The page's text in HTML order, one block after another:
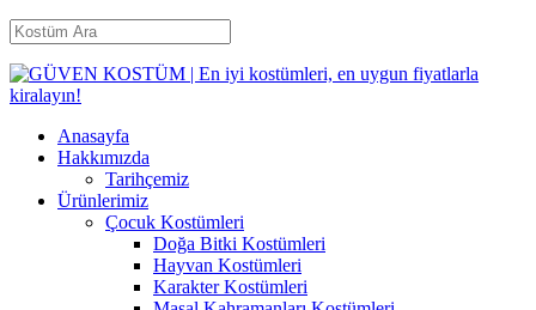
Anasayfa
Hakkımızda
Tarihçemiz
Ürünlerimiz
Çocuk Kostümleri
Doğa Bitki Kostümleri
Hayvan Kostümleri
Karakter Kostümleri